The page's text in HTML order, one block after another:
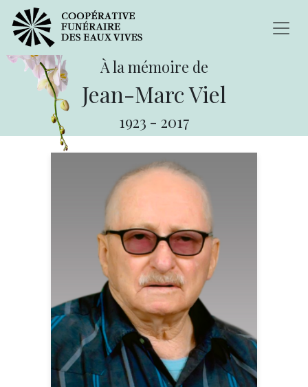
À la mémoire de
Jean-Marc Viel
1923 - 2017